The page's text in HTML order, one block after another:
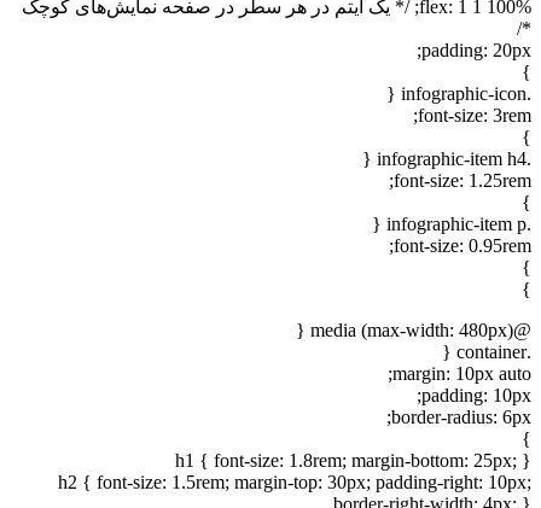
flex: 1 1 100%; /* یک آیتم در هر سطر در صفحه نمایش‌های کوچک
*/
padding: 20px;
}
.infographic-icon {
font-size: 3rem;
}
.infographic-item h4 {
font-size: 1.25rem;
}
.infographic-item p {
font-size: 0.95rem;
}
}
@media (max-width: 480px) {
.container {
margin: 10px auto;
padding: 10px;
border-radius: 6px;
}
h1 { font-size: 1.8rem; margin-bottom: 25px; }
h2 { font-size: 1.5rem; margin-top: 30px; padding-right: 10px;
border-right-width: 4px; }